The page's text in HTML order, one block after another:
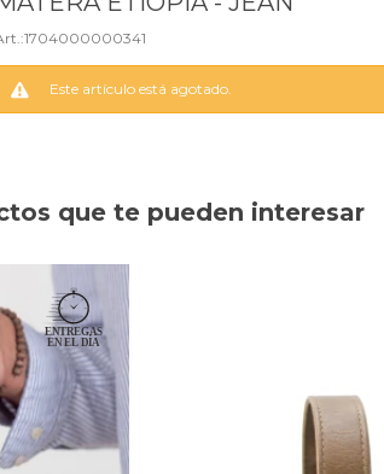
1704000000341
Este artículo está agotado.
que te pueden interesar